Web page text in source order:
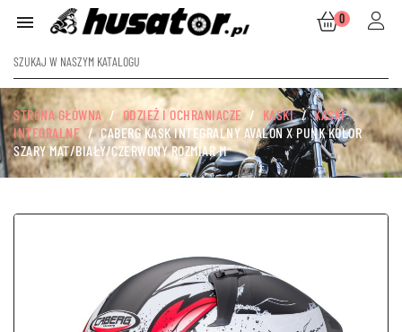
 0
STRONA GŁÓWNA ODZIEŻ I OCHRANIACZE KASKI
KASKI
INTEGRALNE
CABERG KASK INTEGRALNY AVALON X PUNK KOLOR
SZARY MAT/BIAŁY/CZERWONY ROZMIAR M